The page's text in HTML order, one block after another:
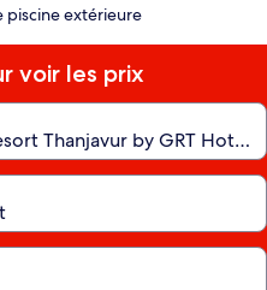
piscine extérieure
voir les prix